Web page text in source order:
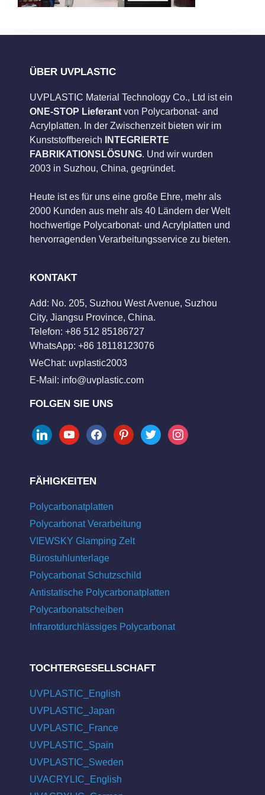
ÜBER UVPLASTIC
UVPLASTIC Material Technology Co., Ltd ist ein
ONE-STOP Lieferant von Polycarbonat- and
Acrylplatten. In der Zwischenzeit bieten wir im
Kunststoffbereich
INTEGRIERTE
FABRIKATIONSLÖSUNG. Und wir wurden
2003 in Suzhou, China, gegründet.
Heute ist es für uns eine große Ehre, mehr als
2000 Kunden aus mehr als 40 Ländern der Welt
hochwertige Polycarbonat- und Acrylplatten und
hervorragenden Verarbeitungsservice zu bieten.
KONTAKT
Add: No. 205, Suzhou West Avenue, Suzhou
City, Jiangsu Province, China.
Telefon: +86 512 85186727
WhatsApp: +86 18118123076
WeChat: uvplastic2003
E-Mail: info@uvplastic.com
FOLGEN SIE UNS
linkedinyoutubefacebookpinteresttwitter instagram
FÄHIGKEITEN
Polycarbonatplatten
Polycarbonat Verarbeitung
VIEWSKY Glamping Zelt
Bürostuhlunterlage
Polycarbonat Schutzschild
Antistatische Polycarbonatplatten
Polycarbonatscheiben
Infrarotdurchlässiges Polycarbonat
TOCHTERGESELLSCHAFT
UVPLASTIC_English
UVPLASTIC_Japan
UVPLASTIC_France
UVPLASTIC_Spain
UVPLASTIC_Sweden
UVACRYLIC_English